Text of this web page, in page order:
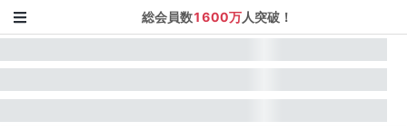
総会員数1600万人突破！